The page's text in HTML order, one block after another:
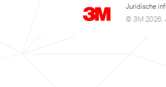
Juridische
© 3M 2026.